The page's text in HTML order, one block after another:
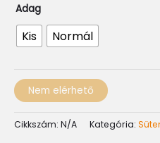
Adag
Kis Normál
Nem elérhető
Cikkszám: N/A Kategória: